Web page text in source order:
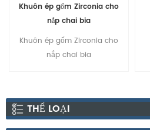
Khuôn ép gốm Zirconia cho
nắp chai bia
Khuôn ép gốm Zirconia cho
nắp chai bia
THỂ LOẠI